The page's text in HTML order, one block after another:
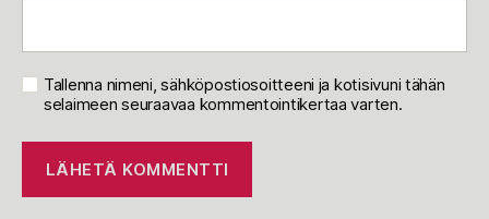
Tallenna nimeni, sähköpostiosoitteeni ja kotisivuni tähän
selaimeen seuraavaa kommentointikertaa varten.